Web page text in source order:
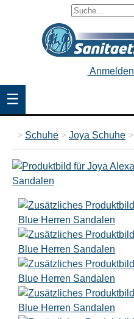
Anmelden
☰
> Schuhe > Joya Schuhe >